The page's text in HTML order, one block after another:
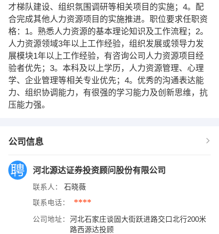
才梯队建设、组织氛围调研等相关项目的实施；4。配
合完成其他人力资源项目的实施推进。职位要求任职资
格：1。熟悉人力资源的基本理论知识及工作流程；2。
人力资源领域3年以上工作经验，组织发展或领导力发
展模块1年以上工作经验，有咨询公司人力资源项目经
验者优先；3。本科及以上学历，人力资源管理、心理
学、企业管理等相关专业优先；4。优秀的沟通表达能
力、组织协调能力，有很强的学习能力及创新思维，抗
压能力强。
公司信息
河北源达证券投资顾问股份有限公司
联系人： 石晓薇
联系电话： ****
公司地址：
河北石家庄谈固大街跃进路交口北行200米
路西源达投顾